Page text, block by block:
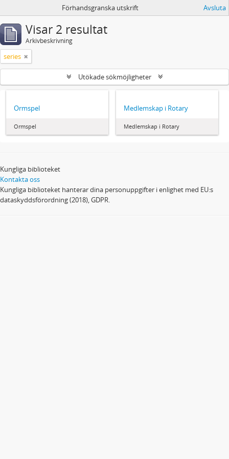
Förhandsgranska utskrift Avsluta
Visar 2 resultat
Arkivbeskrivning
series
Utökade sökmöjligheter
Ormspel
Ormspel
Medlemskap i Rotary
Medlemskap i Rotary
Kungliga biblioteket
Kontakta oss
Kungliga biblioteket hanterar dina personuppgifter i enlighet med EU:s
dataskyddsförordning (2018), GDPR.